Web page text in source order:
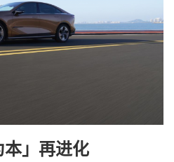
」再进化